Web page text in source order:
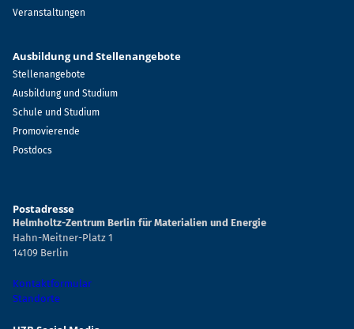
Veranstaltungen
Ausbildung und Stellenangebote
Stellenangebote
Ausbildung und Studium
Schule und Studium
Promovierende
Postdocs
Postadresse
Helmholtz-Zentrum Berlin für Materialien und Energie
Hahn-Meitner-Platz 1
14109 Berlin
Kontaktformular
Standorte